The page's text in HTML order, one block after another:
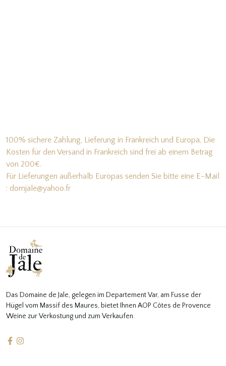
100% sichere Zahlung, Lieferung in Frankreich und Europa, Die
Kosten für den Versand in Frankreich sind frei ab einem Betrag
von 200€.
Für Lieferungen außerhalb Europas senden Sie bitte eine E-Mail
: domjale@yahoo.fr
Das Domaine de Jale, gelegen im Departement Var, am Fusse der
Hügel vom Massif des Maures, bietet Ihnen AOP Côtes de Provence
Weine zur Verkostung und zum Verkaufen.